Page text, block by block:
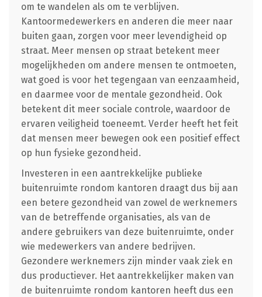
om te wandelen als om te verblijven.
Kantoormedewerkers en anderen die meer naar
buiten gaan, zorgen voor meer levendigheid op
straat. Meer mensen op straat betekent meer
mogelijkheden om andere mensen te ontmoeten,
wat goed is voor het tegengaan van eenzaamheid,
en daarmee voor de mentale gezondheid. Ook
betekent dit meer sociale controle, waardoor de
ervaren veiligheid toeneemt. Verder heeft het feit
dat mensen meer bewegen ook een positief effect
op hun fysieke gezondheid.
Investeren in een aantrekkelijke publieke
buitenruimte rondom kantoren draagt dus bij aan
een betere gezondheid van zowel de werknemers
van de betreffende organisaties, als van de
andere gebruikers van deze buitenruimte, onder
wie medewerkers van andere bedrijven.
Gezondere werknemers zijn minder vaak ziek en
dus productiever. Het aantrekkelijker maken van
de buitenruimte rondom kantoren heeft dus een